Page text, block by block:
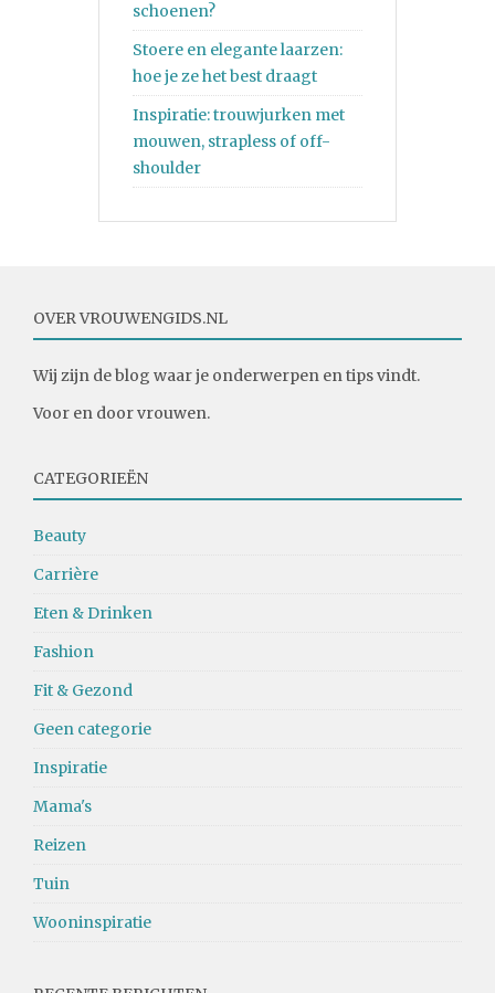
schoenen?
Stoere en elegante laarzen:
hoe je ze het best draagt
Inspiratie: trouwjurken met
mouwen, strapless of off-
shoulder
OVER VROUWENGIDS.NL
Wij zijn de blog waar je onderwerpen en tips vindt.
Voor en door vrouwen.
CATEGORIEËN
Beauty
Carrière
Eten & Drinken
Fashion
Fit & Gezond
Geen categorie
Inspiratie
Mama's
Reizen
Tuin
Wooninspiratie